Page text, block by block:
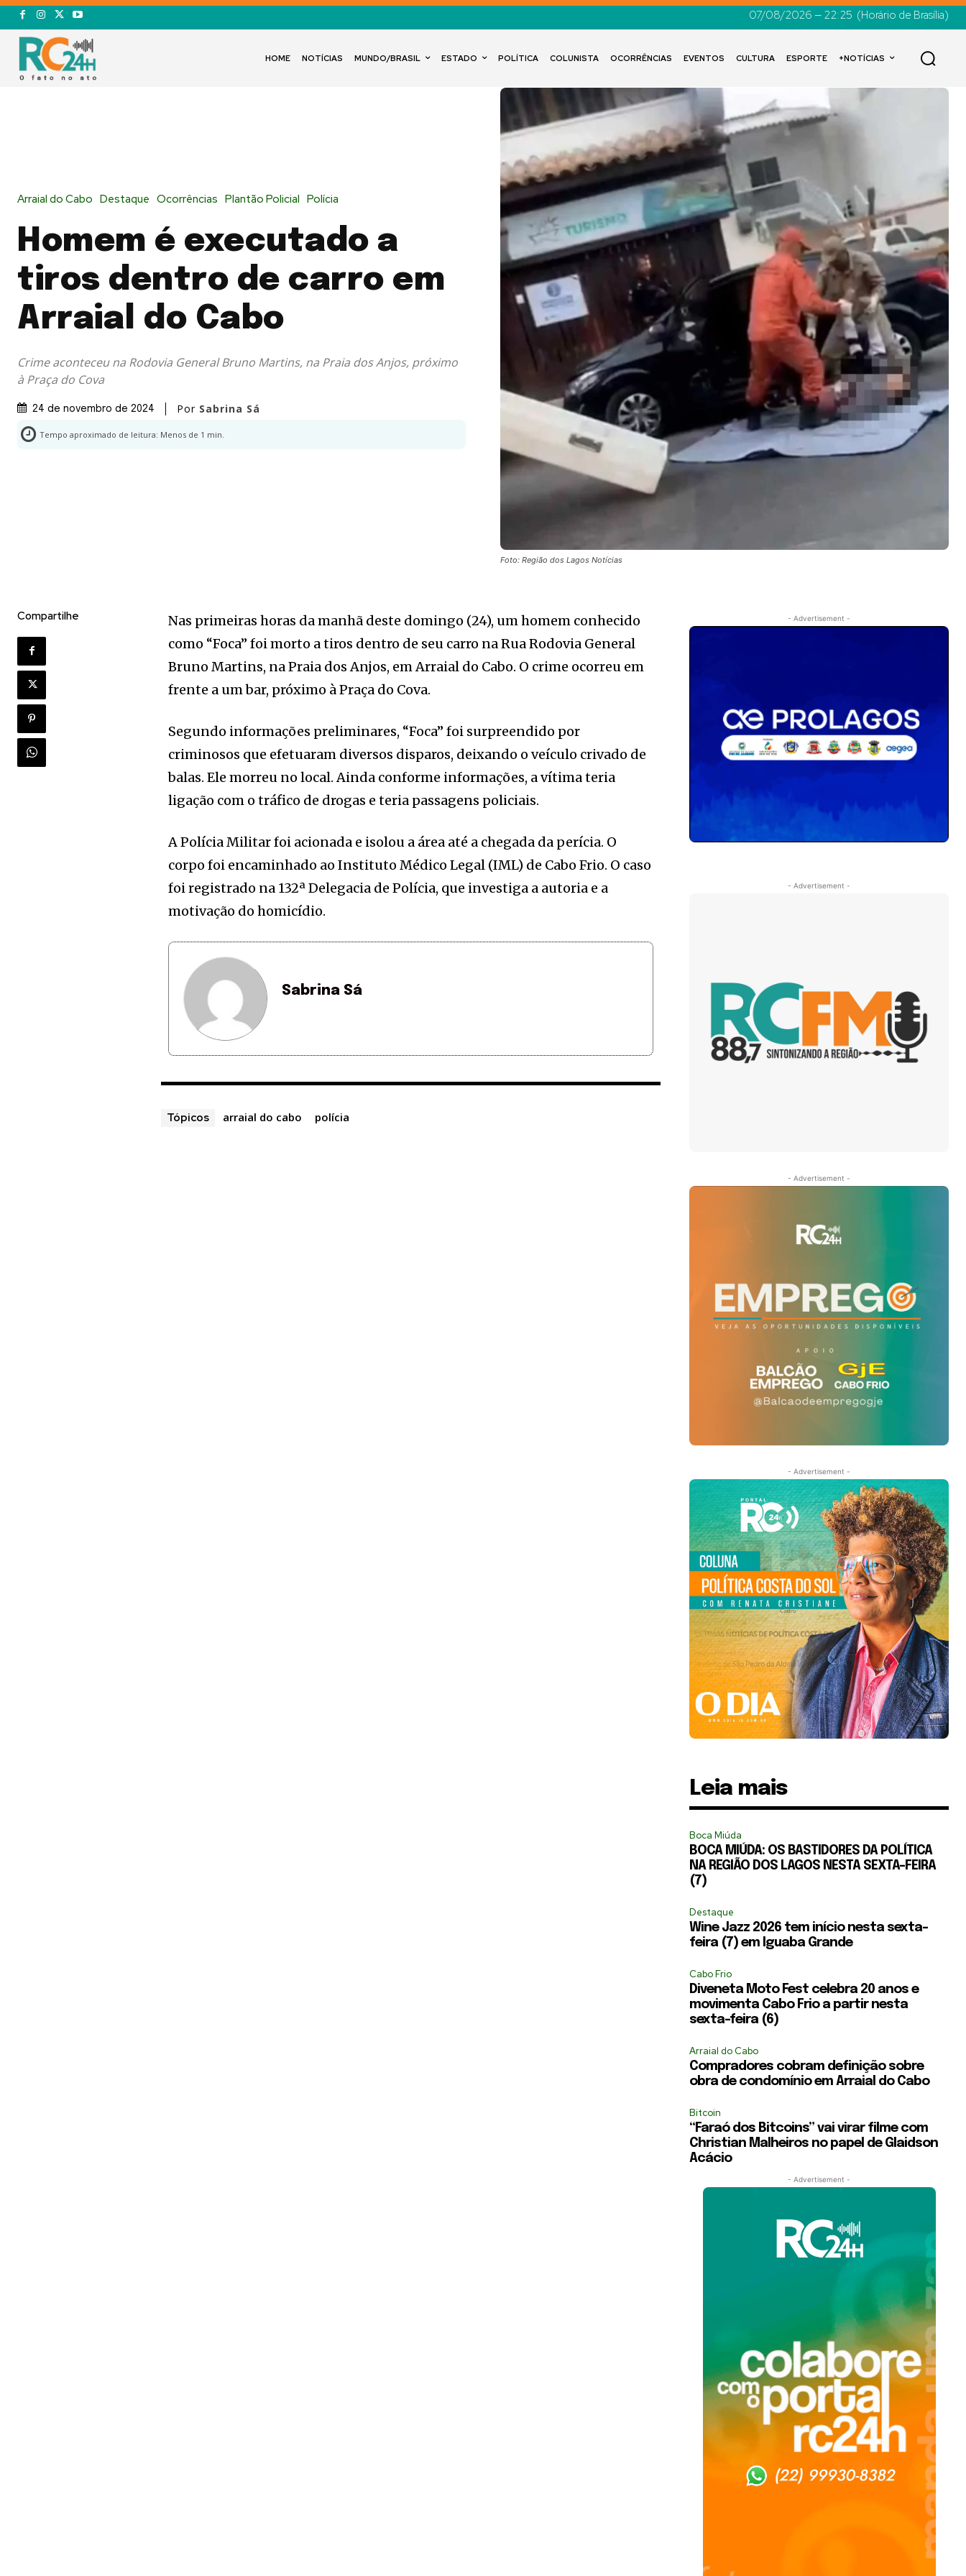
07/08/2026 — 22:25 (Horário de Brasília)
HOME NOTÍCIAS MUNDO/BRASIL ESTADO POLÍTICA COLUNISTA OCORRÊNCIAS EVENTOS CULTURA ESPORTE +NOTÍCIAS
Arraial do Cabo Destaque Ocorrências Plantão Policial Polícia
Homem é executado a
tiros dentro de carro em
Arraial do Cabo
Crime aconteceu na Rodovia General Bruno Martins, na Praia dos Anjos, próximo
à Praça do Cova
24 de novembro de 2024 Por Sabrina Sá
Tempo aproximado de leitura: Menos de 1 min.
Foto: Região dos Lagos Notícias
Compartilhe
Nas primeiras horas da manhã deste domingo (24), um homem conhecido
como “Foca” foi morto a tiros dentro de seu carro na Rua Rodovia General
Bruno Martins, na Praia dos Anjos, em Arraial do Cabo. O crime ocorreu em
frente a um bar, próximo à Praça do Cova.
Segundo informações preliminares, “Foca” foi surpreendido por
criminosos que efetuaram diversos disparos, deixando o veículo crivado de
balas. Ele morreu no local. Ainda conforme informações, a vítima teria
ligação com o tráfico de drogas e teria passagens policiais.
A Polícia Militar foi acionada e isolou a área até a chegada da perícia. O
corpo foi encaminhado ao Instituto Médico Legal (IML) de Cabo Frio. O caso
foi registrado na 132ª Delegacia de Polícia, que investiga a autoria e a
motivação do homicídio.
Sabrina Sá
Tópicos arraial do cabo polícia
- Advertisement -
- Advertisement -
- Advertisement -
- Advertisement -
Leia mais
Boca Miúda
BOCA MIÚDA: OS BASTIDORES DA POLÍTICA
NA REGIÃO DOS LAGOS NESTA SEXTA-FEIRA
(7)
Destaque
Wine Jazz 2026 tem início nesta sexta-
feira (7) em Iguaba Grande
Cabo Frio
Diveneta Moto Fest celebra 20 anos e
movimenta Cabo Frio a partir nesta
sexta-feira (6)
Arraial do Cabo
Compradores cobram definição sobre
obra de condomínio em Arraial do Cabo
Bitcoin
“Faraó dos Bitcoins” vai virar filme com
Christian Malheiros no papel de Glaidson
Acácio
- Advertisement -